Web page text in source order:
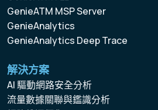
GenieATM MSP Server
GenieAnalytics
GenieAnalytics Deep Trace
解決方案
AI 驅動網路安全分析
流量數據關聯與鑑識分析